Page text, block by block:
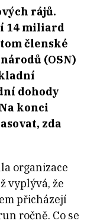
rájů.
14 miliard
členské
(OSN)
dohody
konci
zda
organizace
vyplývá, že
přicházejí
ročně. Co se